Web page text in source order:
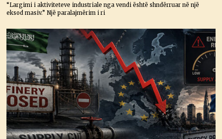
“Largimi i aktiviteteve industriale nga vendi është shndërruar në një
eksod masiv.” Një paralajmërim i ri